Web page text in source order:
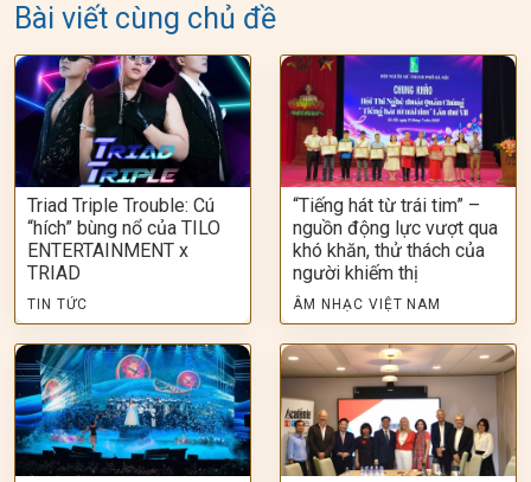
Bài viết cùng chủ đề
Triad Triple Trouble: Cú
“hích” bùng nổ của TILO
ENTERTAINMENT x
TRIAD
TIN TỨC
“Tiếng hát từ trái tim” –
nguồn động lực vượt qua
khó khăn, thử thách của
người khiếm thị
ÂM NHẠC VIỆT NAM